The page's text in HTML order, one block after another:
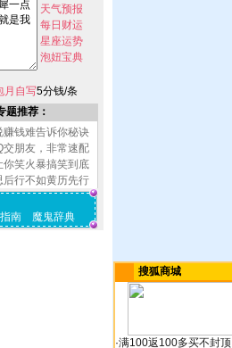
天气预报
每日财运
星座运势
泡妞宝典
月自写5分钱/条
题推荐：
赚钱难告诉你秘诀
交朋友，非常速配
你笑火暴搞笑到底
后行不如黄历先行
南 魔鬼辞典
搜狐商城
·满100返100多买不封顶